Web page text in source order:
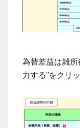
為替差益は雑所
力する”をクリ